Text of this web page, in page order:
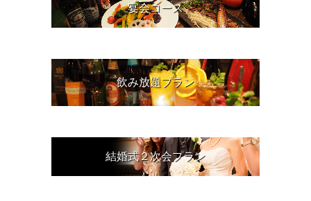
宴会コース
飲み放題プラン
結婚式２次会プラン